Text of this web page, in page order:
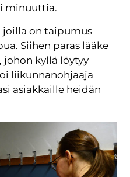
minuuttia.
joilla on taipumus
Siihen paras lääke
kyllä löytyy
liikunnanohjaaja
asiakkaille heidän